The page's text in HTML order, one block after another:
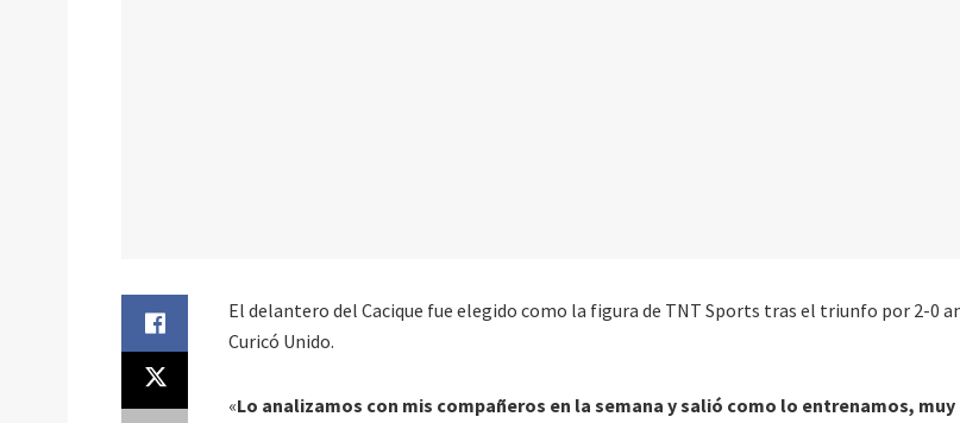
El delantero del Cacique fue elegido como la figura de TNT Sports tras el triunfo por 2-0
Curicó Unido.
«Lo analizamos con mis compañeros en la semana y salió como lo entrenamos, muy